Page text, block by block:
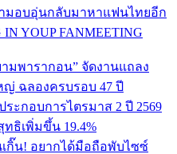
มอบอุ่นกลับมาหาแฟนไทยอีก
YOUP FANMEETING
มพารากอน” จัดงานแถลง
ฉลองครบรอบ 47 ปี
ระกอบการไตรมาส 2 ปี 2569
ทธิเพิ่มขึ้น 19.4%
กิ๊น! อยากได้มือถือพับไซซ์